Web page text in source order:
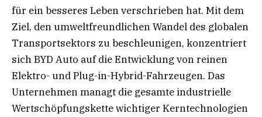
für ein besseres Leben verschrieben hat. Mit dem
Ziel, den umweltfreundlichen Wandel des globalen
Transportsektors zu beschleunigen, konzentriert
sich BYD Auto auf die Entwicklung von reinen
Elektro- und Plug-in-Hybrid-Fahrzeugen. Das
Unternehmen managt die gesamte industrielle
Wertschöpfungskette wichtiger Kerntechnologien